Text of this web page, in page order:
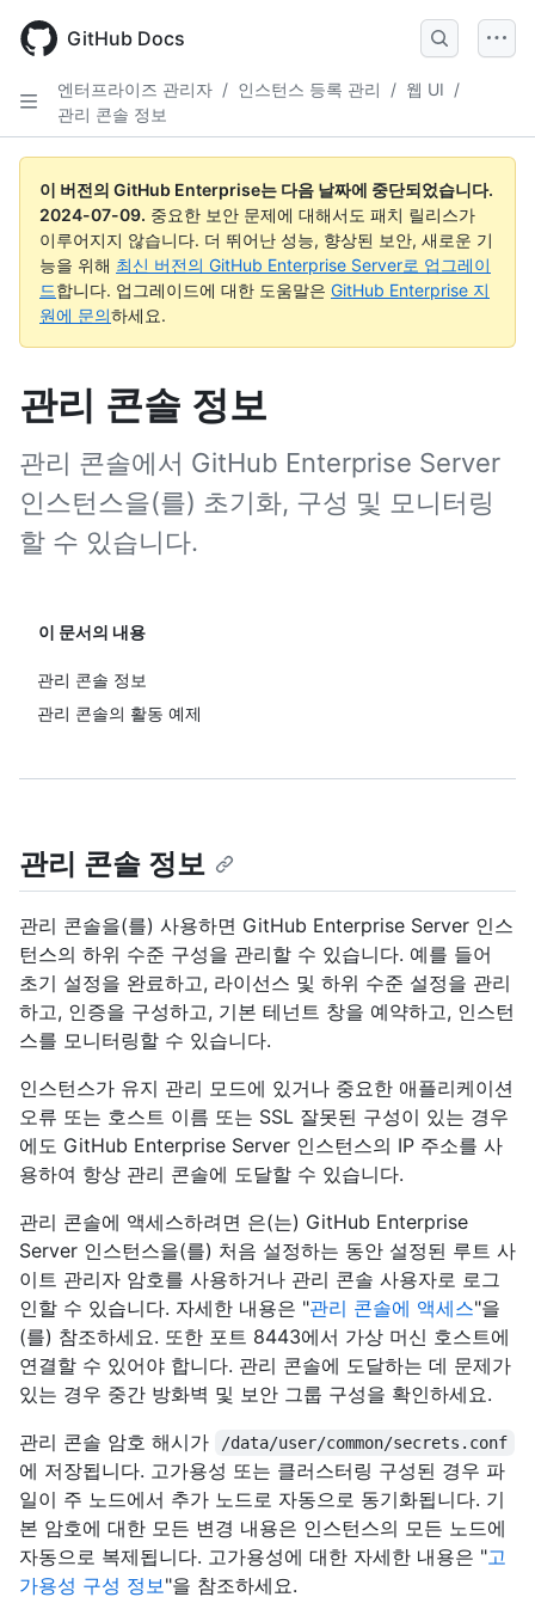
main
GitHub Docs
엔터프라이즈 관리자 / 인스턴스 등록 관리 / 웹 UI /
관리 콘솔 정보
이 버전의 GitHub Enterprise는 다음 날짜에 중단되었습니다.
2024-07-09. 중요한 보안 문제에 대해서도 패치 릴리스가
이루어지지 않습니다. 더 뛰어난 성능, 향상된 보안, 새로운 기
능을 위해 최신 버전의 GitHub Enterprise Server로 업그레이
드합니다. 업그레이드에 대한 도움말은 GitHub Enterprise 지
원에 문의하세요.
관리 콘솔 정보
관리 콘솔에서 GitHub Enterprise Server
인스턴스을(를) 초기화, 구성 및 모니터링
할 수 있습니다.
이 문서의 내용
관리 콘솔 정보
관리 콘솔의 활동 예제
관리 콘솔 정보
관리 콘솔을(를) 사용하면 GitHub Enterprise Server 인스
턴스의 하위 수준 구성을 관리할 수 있습니다. 예를 들어
초기 설정을 완료하고, 라이선스 및 하위 수준 설정을 관리
하고, 인증을 구성하고, 기본 테넌트 창을 예약하고, 인스턴
스를 모니터링할 수 있습니다.
인스턴스가 유지 관리 모드에 있거나 중요한 애플리케이션
오류 또는 호스트 이름 또는 SSL 잘못된 구성이 있는 경우
에도 GitHub Enterprise Server 인스턴스의 IP 주소를 사
용하여 항상 관리 콘솔에 도달할 수 있습니다.
관리 콘솔에 액세스하려면 은(는) GitHub Enterprise
Server 인스턴스을(를) 처음 설정하는 동안 설정된 루트 사
이트 관리자 암호를 사용하거나 관리 콘솔 사용자로 로그
인할 수 있습니다. 자세한 내용은 "관리 콘솔에 액세스"을
(를) 참조하세요. 또한 포트 8443에서 가상 머신 호스트에
연결할 수 있어야 합니다. 관리 콘솔에 도달하는 데 문제가
있는 경우 중간 방화벽 및 보안 그룹 구성을 확인하세요.
관리 콘솔 암호 해시가
/data/user/common/secrets.conf
에 저장됩니다. 고가용성 또는 클러스터링 구성된 경우 파
일이 주 노드에서 추가 노드로 자동으로 동기화됩니다. 기
본 암호에 대한 모든 변경 내용은 인스턴스의 모든 노드에
자동으로 복제됩니다. 고가용성에 대한 자세한 내용은 "고
가용성 구성 정보"을 참조하세요.